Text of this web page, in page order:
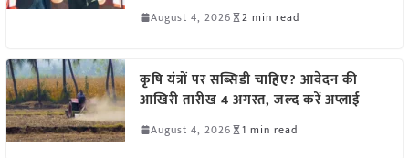
August 4, 2026 2 min read
कृषि यंत्रों पर सब्सिडी चाहिए? आवेदन की
आखिरी तारीख 4 अगस्त, जल्द करें अप्लाई
August 4, 2026 1 min read